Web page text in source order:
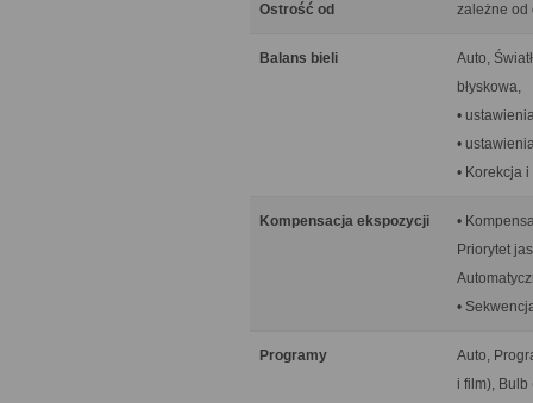
Ostrość od zależne od
Balans bieli
Auto,
błyskowa,
•
•
• Korekcja
Kompensacja ekspozycji
•
Priorytet
•
Programy
Auto,
i film), Bulb